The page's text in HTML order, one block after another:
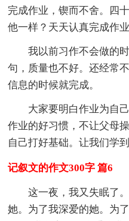
完成作业，锲而不舍。四
他一样？天天认真完成作业
我以前习作不会做的
句，质量也不好。还经常
信息的时候就完成。
大家要明白作业为自
作业的好习惯，不让父母
自己打好基础。让我们学
记叙文的作文300字 篇6
这一夜，我又失眠了
她。为了我深爱的她。为